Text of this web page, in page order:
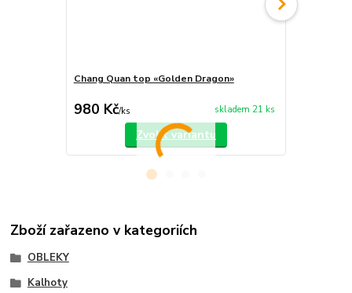
Chang Quan top «Golden Dragon»
980 Kč/ks skladem 21 ks
Zvolit variantu
Zboží zařazeno v kategoriích
OBLEKY
Kalhoty